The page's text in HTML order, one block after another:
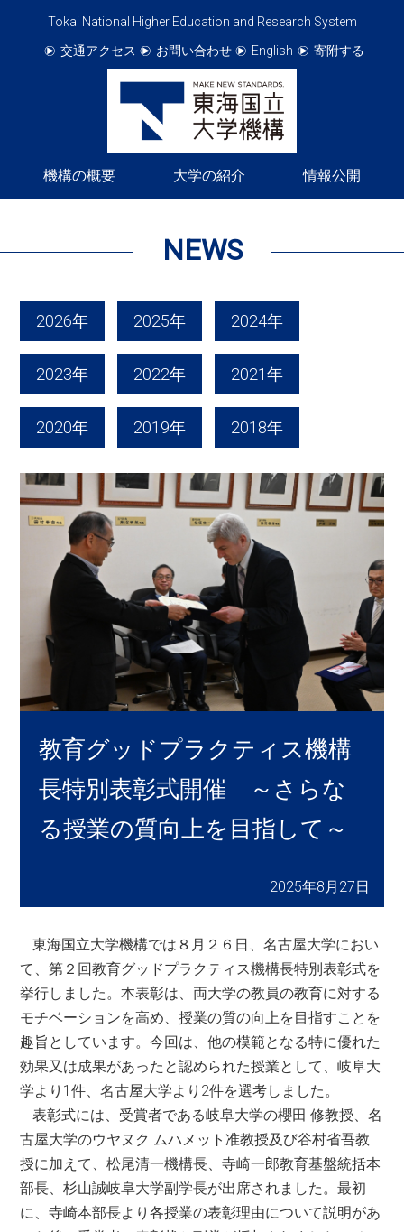
Tokai National Higher Education and Research System
交通アクセス
お問い合わせ English 寄附する
機構の概要 大学の紹介 情報公開
NEWS
2026年 2025年 2024年
2023年 2022年 2021年
2020年 2019年 2018年
教育グッドプラクティス機構
長特別表彰式開催 ～さらな
る授業の質向上を目指して～
2025年8月27日
東海国立大学機構では８月２６日、名古屋大学におい
て、第２回教育グッドプラクティス機構長特別表彰式を
挙行しました。本表彰は、両大学の教員の教育に対する
モチベーションを高め、授業の質の向上を目指すことを
趣旨としています。今回は、他の模範となる特に優れた
効果又は成果があったと認められた授業として、岐阜大
学より1件、名古屋大学より2件を選考しました。
表彰式には、受賞者である岐阜大学の櫻田 修教授、名
古屋大学のウヤヌク ムハメット准教授及び谷村省吾教
授に加えて、松尾清一機構長、寺崎一郎教育基盤統括本
部長、杉山誠岐阜大学副学長が出席されました。最初
に、寺崎本部長より各授業の表彰理由について説明があ